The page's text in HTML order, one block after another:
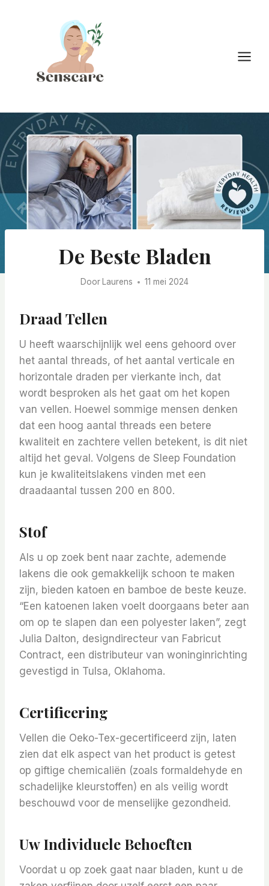
De Beste Bladen
Door Laurens 11 mei 2024
Draad Tellen
U heeft waarschijnlijk wel eens gehoord over
het aantal threads, of het aantal verticale en
horizontale draden per vierkante inch, dat
wordt besproken als het gaat om het kopen
van vellen. Hoewel sommige mensen denken
dat een hoog aantal threads een betere
kwaliteit en zachtere vellen betekent, is dit niet
altijd het geval. Volgens de Sleep Foundation
kun je kwaliteitslakens vinden met een
draadaantal tussen 200 en 800.
Stof
Als u op zoek bent naar zachte, ademende
lakens die ook gemakkelijk schoon te maken
zijn, bieden katoen en bamboe de beste keuze.
“Een katoenen laken voelt doorgaans beter aan
om op te slapen dan een polyester laken”, zegt
Julia Dalton, designdirecteur van Fabricut
Contract, een distributeur van woninginrichting
gevestigd in Tulsa, Oklahoma.
Certificering
Vellen die Oeko-Tex-gecertificeerd zijn, laten
zien dat elk aspect van het product is getest
op giftige chemicaliën (zoals formaldehyde en
schadelijke kleurstoffen) en als veilig wordt
beschouwd voor de menselijke gezondheid.
Uw Individuele Behoeften
Voordat u op zoek gaat naar bladen, kunt u de